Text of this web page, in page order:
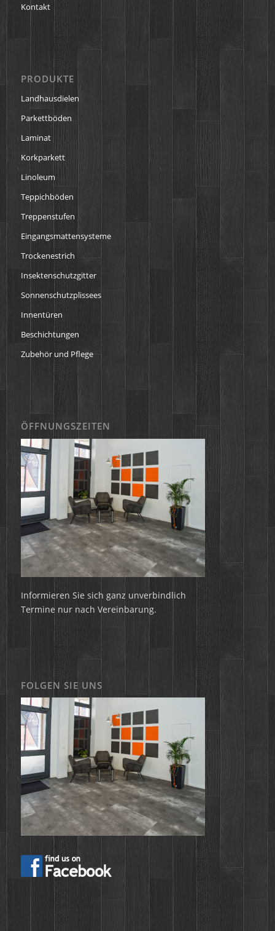
Kontakt
PRODUKTE
Landhausdielen
Parkettböden
Laminat
Korkparkett
Linoleum
Teppichböden
Treppenstufen
Eingangsmattensysteme
Trockenestrich
Insektenschutzgitter
Sonnenschutzplissees
Innentüren
Beschichtungen
Zubehör und Pflege
ÖFFNUNGSZEITEN
Informieren Sie sich ganz unverbindlich
Termine nur nach Vereinbarung.
FOLGEN SIE UNS